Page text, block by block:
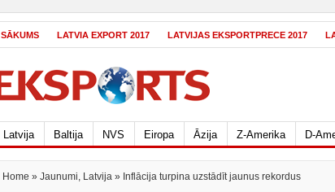
SĀKUMS LATVIA EXPORT 2017 LATVIJAS EKSPORTPRECE 2017
Latvija Baltija NVS Eiropa Āzija Z-Amerika D-
Home » Jaunumi, Latvija » Inflācija turpina uzstādīt jaunus rekordus